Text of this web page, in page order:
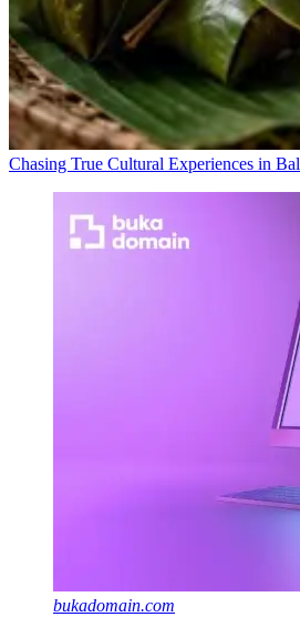
Chasing True Cultural Experiences in
bukadomain.com